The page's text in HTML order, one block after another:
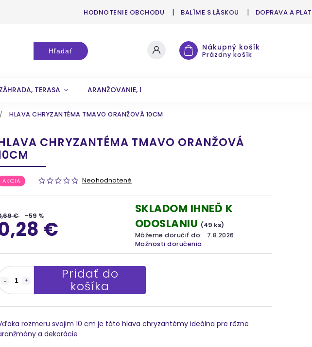
HODNOTENIE OBCHODU BALÍME S LÁSKOU DOPRAVA A
Hľadať Nákupný košík
Prázdny košík
TERASA ARANŽOVANIE, DEKOROVANIE
/ HLAVA CHRYZANTÉMA TMAVO ORANŽOVÁ 10CM
CHRYZANTÉMA TMAVO ORANŽOVÁ
AKCIA Neohodnotené
€ –59 %
€
SKLADOM IHNEĎ K
ODOSLANIU (49 ks)
Môžeme doručiť do:
7.8.2026
Možnosti doručenia
Pridať do
košíka
rozmeru svojim 10 cm je táto hlava chryzantémy ideálna pre rôzne
a dekorácie